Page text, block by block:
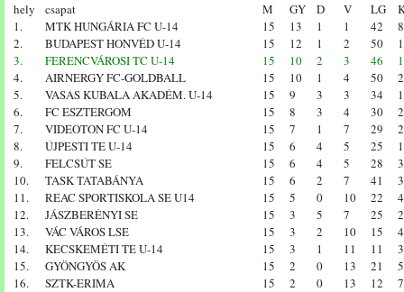
hely csapat M GY D V LG
1.
MTK HUNGÁRIA FC U-14 15 13 1 1 42
8
2.
BUDAPEST HONVÉD U-14 15 12 1 2 50
3.
FERENCVÁROSI TC U-14 15 10 2 3 46
4.
AIRNERGY FC-GOLDBALL 15 10 1 4 50
5.
VASAS KUBALA AKADÉM. U-14 15 9 3 3 34
6.
FC ESZTERGOM 15 8 3 4 30
7.
VIDEOTON FC U-14 15 7 1 7 29
8.
ÚJPESTI TE U-14 15 6 4 5 25
9.
FELCSÚT SE 15 6 4 5 28
10.
TASK TATABÁNYA 15 6 2 7 41
11.
REAC SPORTISKOLA SE U14 15 5 0 10 22
12.
JÁSZBERÉNYI SE 15 3 5 7 25
13.
VÁC VÁROS LSE 15 3 2 10 15
14.
KECSKEMÉTI TE U-14 15 3 1 11 11
15.
GYÖNGYÖS AK 15 2 0 13 21
16.
SZTK-ERIMA 15 2 0 13 12